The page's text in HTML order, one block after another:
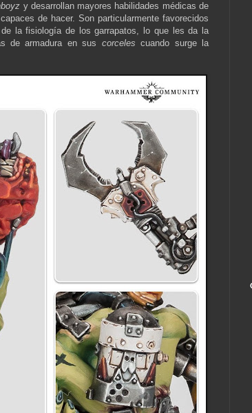
y desarrollan mayores habilidades médicas de
de hacer. Son particularmente favorecidos
la fisiología de los garrapatos, lo que les da la
de armadura en sus corcelescuando surge la